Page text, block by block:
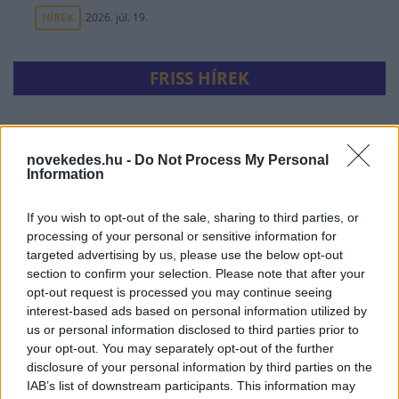
novekedes.hu - Do Not Process My Personal
Information
If you wish to opt-out of the sale, sharing to third parties, or
processing of your personal or sensitive information for
targeted advertising by us, please use the below opt-out
section to confirm your selection. Please note that after your
opt-out request is processed you may continue seeing
interest-based ads based on personal information utilized by
us or personal information disclosed to third parties prior to
your opt-out. You may separately opt-out of the further
disclosure of your personal information by third parties on the
IAB’s list of downstream participants. This information may
HÍREK 2026. júl. 19.
FRISS HÍREK
Azonosítatlan drón robbant fel a Transz-
Balkán gázvezeték közelében Bulgáriában